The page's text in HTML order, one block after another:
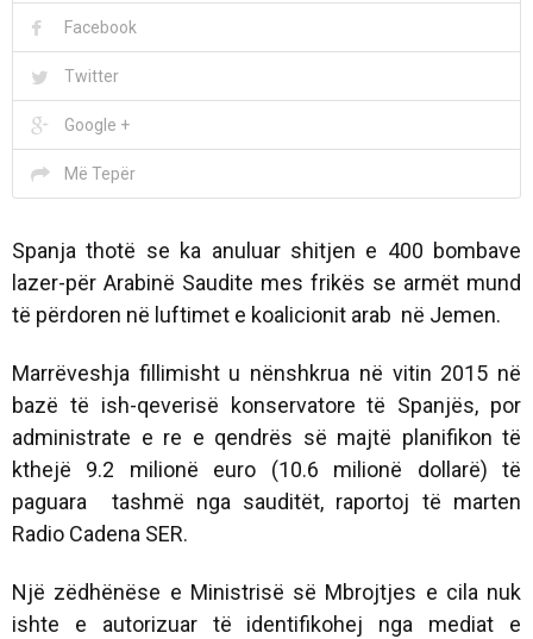
Facebook
Twitter
Google +
Më Tepër
Spanja thotë se ka anuluar shitjen e 400 bombave
lazer-për Arabinë Saudite mes frikës se armët mund
të përdoren në luftimet e koalicionit arab në Jemen.
Marrëveshja fillimisht u nënshkrua në vitin 2015 në
bazë të ish-qeverisë konservatore të Spanjës, por
administrate e re e qendrës së majtë planifikon të
kthejë 9.2 milionë euro (10.6 milionë dollarë) të
paguara tashmë nga sauditët, raportoj të marten
Radio Cadena SER.
Një zëdhënëse e Ministrisë së Mbrojtjes e cila nuk
ishte e autorizuar të identifikohej nga mediat e